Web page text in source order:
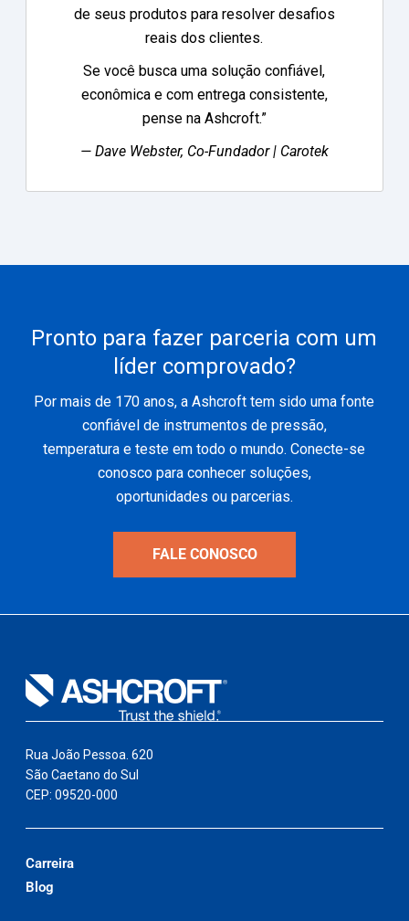
de seus produtos para resolver desafios
reais dos clientes.
Se você busca uma solução confiável,
econômica e com entrega consistente,
pense na Ashcroft.”
— Dave Webster, Co-Fundador | Carotek
Pronto para fazer parceria com um
líder comprovado?
Por mais de 170 anos, a Ashcroft tem sido uma fonte
confiável de instrumentos de pressão,
temperatura e teste em todo o mundo. Conecte-se
conosco para conhecer soluções,
oportunidades ou parcerias.
FALE CONOSCO
Rua João Pessoa. 620
São Caetano do Sul
CEP: 09520-000
Carreira
Blog